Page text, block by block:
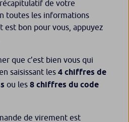
de votre
toutes les informations
est bon pour vous, appuyez
que c’est bien vous qui
saisissant les 4 chiffres de
ou les 8 chiffres du code
de virement est